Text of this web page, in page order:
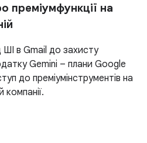
преміумфункції на
ШІ в Gmail до захисту
Gemini – плани Google
до преміумінструментів на
компанії.